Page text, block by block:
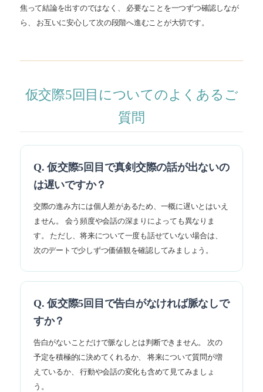
焦って結論を出すのではなく、 必要なことを一つずつ確認しなが
ら、 お互いに安心して次の段階へ進むことが大切です。
仮交際5回目についてのよくあるご
質問
Q. 仮交際5回目で真剣交際の話が出ないの
は遅いですか？
交際の進み方には個人差があるため、一概に遅いとはいえ
ません。 会う頻度や会話の深まりによっても異なりま
す。 ただし、将来について一度も話せていない場合は、
次のデートで少しずつ価値観を確認してみましょう。
Q. 仮交際5回目で告白がなければ脈なしで
すか？
告白がないことだけで脈なしとは判断できません。 次の
予定を積極的に決めてくれるか、 将来について質問が増
えているか、 行動や会話の変化も含めて見てみましょ
う。